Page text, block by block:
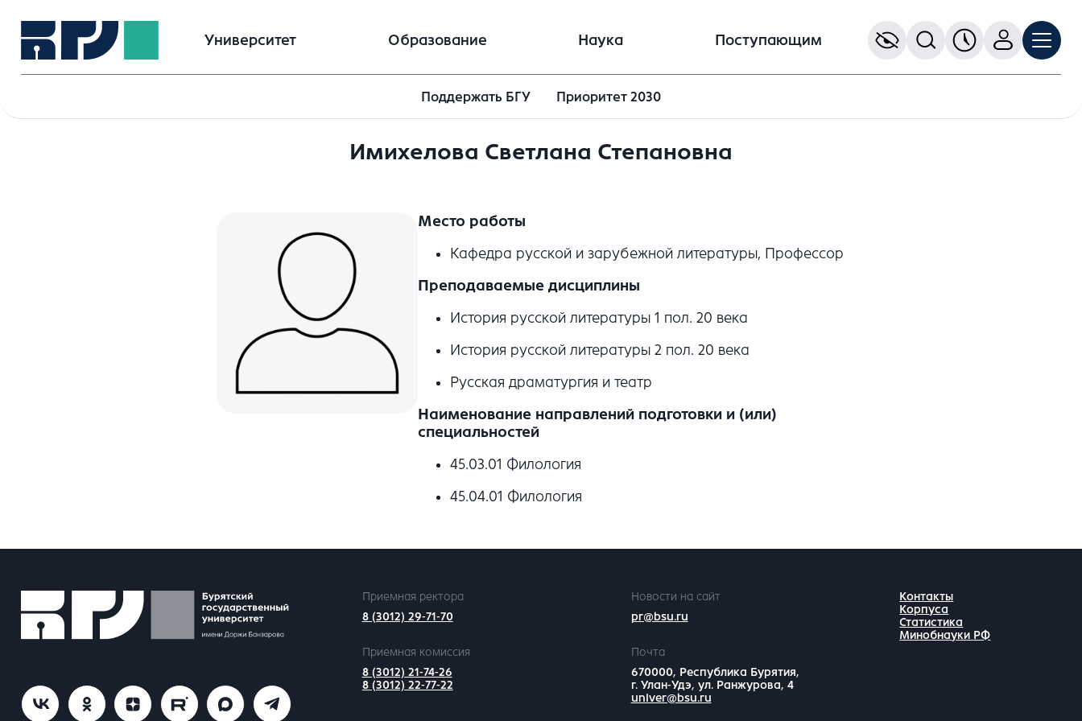
Университет Образование Наука Поступающим
Поддержать БГУ Приоритет 2030
Имихелова Светлана Степановна
Место работы
Кафедра русской и зарубежной литературы, Профессор
Преподаваемые дисциплины
История русской литературы 1 пол. 20 века
История русской литературы 2 пол. 20 века
Русская драматургия и театр
Наименование направлений подготовки и (или)
специальностей
45.03.01 Филология
45.04.01 Филология
Приемная ректора
8 (3012) 29-71-70
Новости на сайт
pr@bsu.ru
Приемная комиссия
8 (3012) 21-74-26
8 (3012) 22-77-22
Почта
670000, Республика Бурятия,
г. Улан-Удэ, ул. Ранжурова, 4
univer@bsu.ru
Контакты
Корпуса
Статистика
Минобнауки РФ